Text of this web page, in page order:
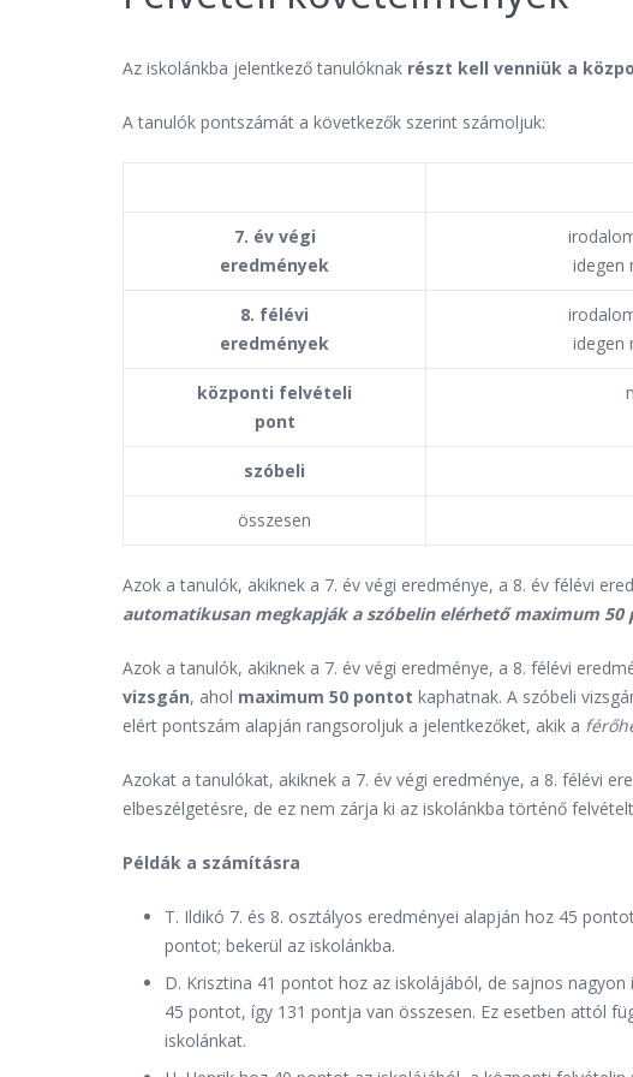
Az iskolánkba jelentkező tanulóknak részt kell venniük a
A tanulók pontszámát a következők szerint számoljuk:
7. év végi
eredmények
idegen
8. félévi
eredmények
idegen
központi felvételi
pont
szóbeli
összesen
Azok a tanulók, akiknek a 7. év végi eredménye, a 8. év félévi
automatikusan megkapják a szóbelin elérhető maximum
Azok a tanulók, akiknek a 7. év végi eredménye, a 8. félévi
vizsgán, ahol maximum 50 pontot kaphatnak. A szóbeli
elért pontszám alapján rangsoroljuk a jelentkezőket, akik a
Azokat a tanulókat, akiknek a 7. év végi eredménye, a 8. félévi
elbeszélgetésre, de ez nem zárja ki az iskolánkba történő
Példák a számításra
T. Ildikó 7. és 8. osztályos eredményei alapján hoz 45
pontot; bekerül az iskolánkba.
D. Krisztina 41 pontot hoz az iskolájából, de sajnos
45 pontot, így 131 pontja van összesen. Ez esetben attól
iskolánkat.